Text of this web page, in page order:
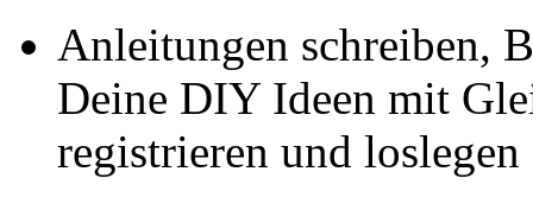
Anleitungen schreiben,
Deine DIY Ideen mit
registrieren und loslegen